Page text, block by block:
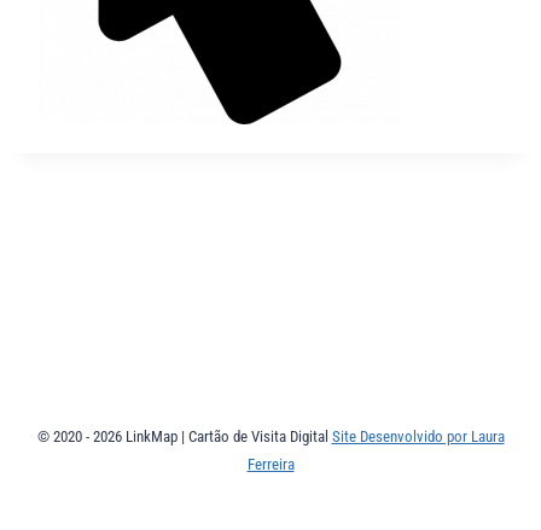
© 2020 - 2026 LinkMap | Cartão de Visita Digital Site Desenvolvido por Laura
Ferreira